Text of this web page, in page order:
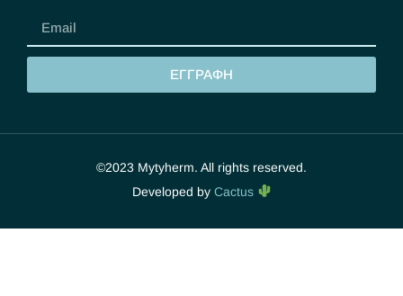
ΕΓΓΡΑΦΗ
©2023 Mytyherm. All rights reserved.
Developed by Cactus